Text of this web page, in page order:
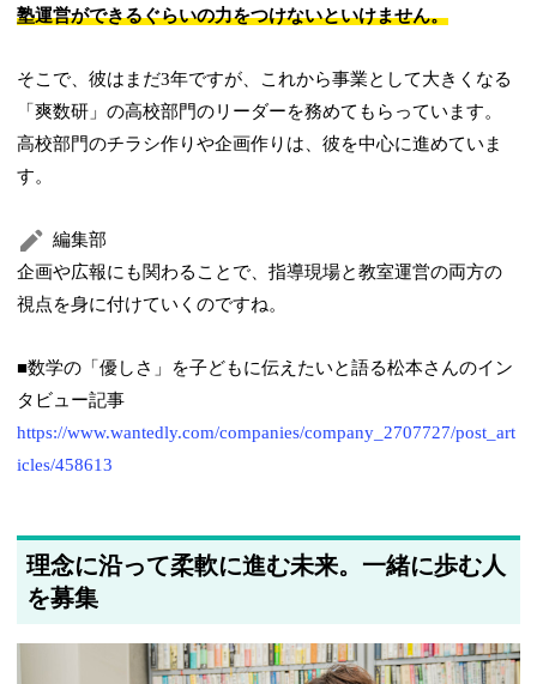
塾運営ができるぐらいの力をつけないといけません。
そこで、彼はまだ3年ですが、これから事業として大きくなる
「爽数研」の高校部門のリーダーを務めてもらっています。
高校部門のチラシ作りや企画作りは、彼を中心に進めていま
す。
編集部
企画や広報にも関わることで、指導現場と教室運営の両方の
視点を身に付けていくのですね。
■数学の「優しさ」を子どもに伝えたいと語る松本さんのイン
タビュー記事
https://www.wantedly.com/companies/company_2707727/post_art
icles/458613
理念に沿って柔軟に進む未来。一緒に歩む人
を募集